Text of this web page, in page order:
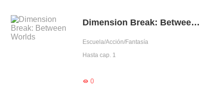
Dimension Break: Between Worlds
Escuela/Acción/Fantasía
Hasta cap. 1
0